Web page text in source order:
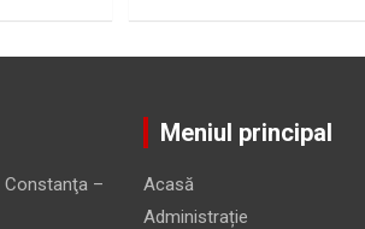
Constanţa –
Meniul principal
Acasă
Administrație